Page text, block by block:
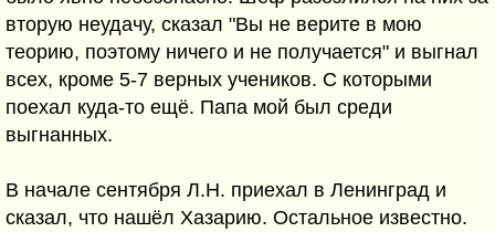
вторую неудачу, сказал "Вы не верите в мою
теорию, поэтому ничего и не получается" и выгнал
всех, кроме 5-7 верных учеников. С которыми
поехал куда-то ещё. Папа мой был среди
выгнанных.
В начале сентября Л.Н. приехал в Ленинград и
сказал, что нашёл Хазарию. Остальное известно.